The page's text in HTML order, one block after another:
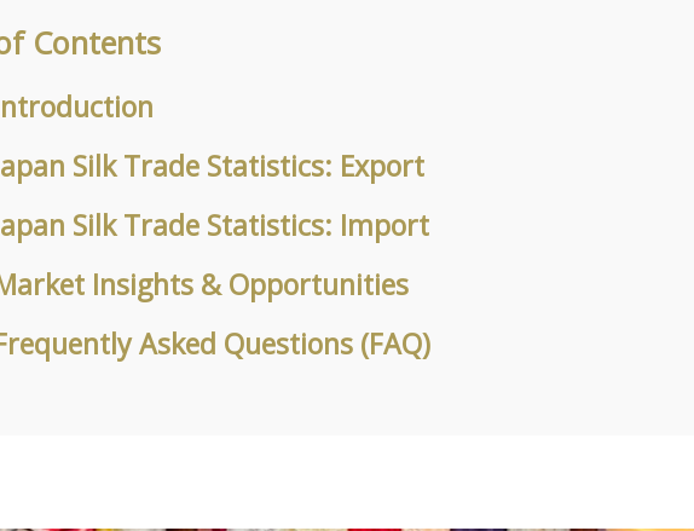
Contents
Silk Trade Statistics: Export
Silk Trade Statistics: Import
Insights & Opportunities
Asked Questions (FAQ)